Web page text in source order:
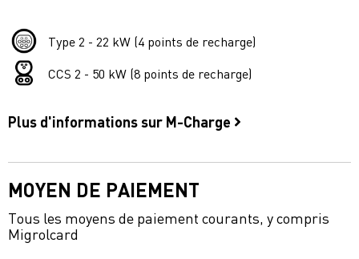
Type 2 - 22 kW (4 points de recharge)
CCS 2 - 50 kW (8 points de recharge)
Plus d'informations sur M-Charge
MOYEN DE PAIEMENT
Tous les moyens de paiement courants, y compris
Migrolcard